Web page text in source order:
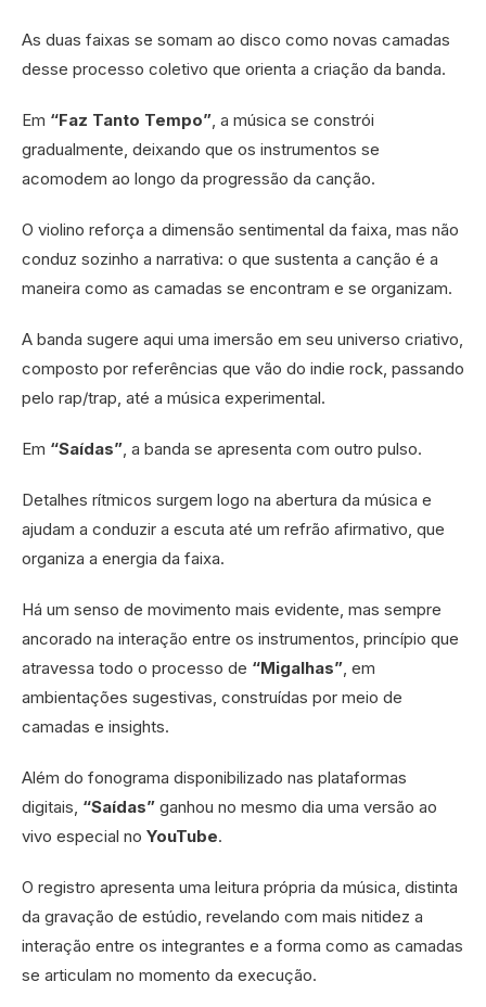
As duas faixas se somam ao disco como novas camadas
desse processo coletivo que orienta a criação da banda.
Em “Faz Tanto Tempo” , a música se constrói
gradualmente, deixando que os instrumentos se
acomodem ao longo da progressão da canção.
O violino reforça a dimensão sentimental da faixa, mas não
conduz sozinho a narrativa: o que sustenta a canção é a
maneira como as camadas se encontram e se organizam.
A banda sugere aqui uma imersão em seu universo criativo,
composto por referências que vão do indie rock, passando
pelo rap/trap, até a música experimental.
Em “Saídas” , a banda se apresenta com outro pulso.
Detalhes rítmicos surgem logo na abertura da música e
ajudam a conduzir a escuta até um refrão afirmativo, que
organiza a energia da faixa.
Há um senso de movimento mais evidente, mas sempre
ancorado na interação entre os instrumentos, princípio que
atravessa todo o processo de “Migalhas” , em
ambientações sugestivas, construídas por meio de
camadas e insights.
Além do fonograma disponibilizado nas plataformas
digitais, “Saídas” ganhou no mesmo dia uma versão ao
vivo especial no YouTube.
O registro apresenta uma leitura própria da música, distinta
da gravação de estúdio, revelando com mais nitidez a
interação entre os integrantes e a forma como as camadas
se articulam no momento da execução.